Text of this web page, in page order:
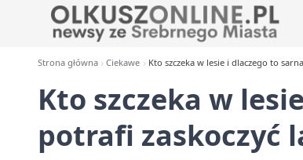
Strona główna Ciekawe Kto szczeka w lesie i dlaczego to
Kto szczeka w
potrafi zaskoczyć